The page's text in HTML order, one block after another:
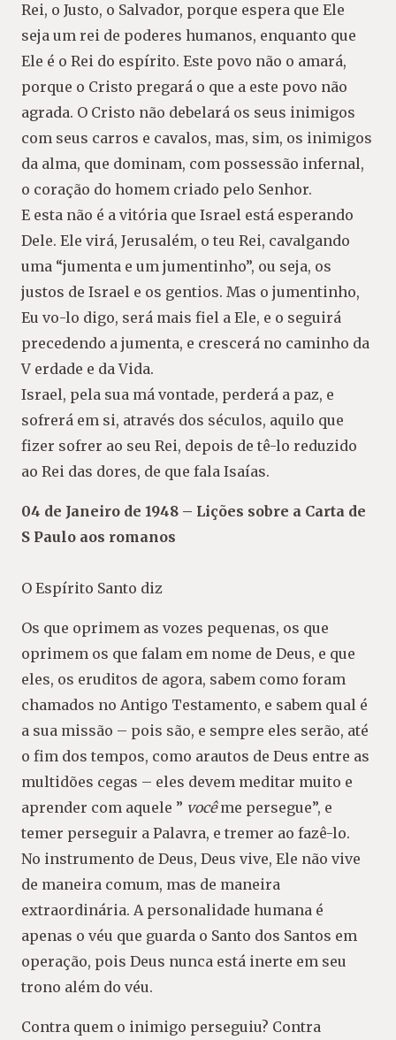
Rei, o Justo, o Salvador, porque espera que Ele
seja um rei de poderes humanos, enquanto que
Ele é o Rei do espírito. Este povo não o amará,
porque o Cristo pregará o que a este povo não
agrada. O Cristo não debelará os seus inimigos
com seus carros e cavalos, mas, sim, os inimigos
da alma, que dominam, com possessão infernal,
o coração do homem criado pelo Senhor.
E esta não é a vitória que Israel está esperando
Dele. Ele virá, Jerusalém, o teu Rei, cavalgando
uma “jumenta e um jumentinho”, ou seja, os
justos de Israel e os gentios. Mas o jumentinho,
Eu vo-lo digo, será mais fiel a Ele, e o seguirá
precedendo a jumenta, e crescerá no caminho da
V erdade e da Vida.
Israel, pela sua má vontade, perderá a paz, e
sofrerá em si, através dos séculos, aquilo que
fizer sofrer ao seu Rei, depois de tê-lo reduzido
ao Rei das dores, de que fala Isaías.
04 de Janeiro de 1948 – Lições sobre a Carta de
S Paulo aos romanos
O Espírito Santo diz
Os que oprimem as vozes pequenas, os que
oprimem os que falam em nome de Deus, e que
eles, os eruditos de agora, sabem como foram
chamados no Antigo Testamento, e sabem qual é
a sua missão – pois são, e sempre eles serão, até
o fim dos tempos, como arautos de Deus entre as
multidões cegas – eles devem meditar muito e
aprender com aquele ” vocême persegue”, e
temer perseguir a Palavra, e tremer ao fazê-lo.
No instrumento de Deus, Deus vive, Ele não vive
de maneira comum, mas de maneira
extraordinária. A personalidade humana é
apenas o véu que guarda o Santo dos Santos em
operação, pois Deus nunca está inerte em seu
trono além do véu.
Contra quem o inimigo perseguiu? Contra